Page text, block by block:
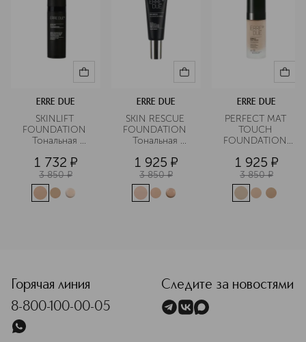
ERRE DUE
SKINLIFT
FOUNDATION
Тональная
увлажняющая
1 732 ¤
3 850 ¤
ERRE DUE
SKIN RESCUE
FOUNDATION
Тональная
увлажняющая
SPF30
1 925 ¤
3 850 ¤
ERRE DUE
PERFECT MAT
TOUCH
FOUNDATION
средство
1 925 ¤
3 850 ¤
Горячая линия
8-800-100-00-05
Следите за новостями